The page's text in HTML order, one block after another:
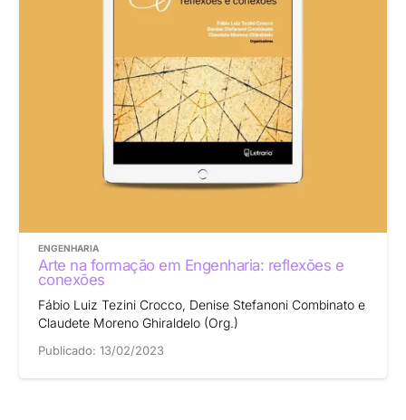
ENGENHARIA
Arte na formação em Engenharia: reflexões e
conexões
Fábio Luiz Tezini Crocco, Denise Stefanoni Combinato e
Claudete Moreno Ghiraldelo (Org.)
Publicado: 13/02/2023